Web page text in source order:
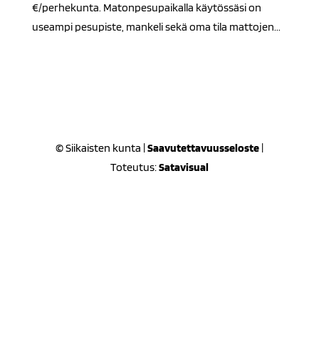
€/perhekunta. Matonpesupaikalla käytössäsi on
useampi pesupiste, mankeli sekä oma tila mattojen...
© Siikaisten kunta |Saavutettavuusseloste|
Toteutus:Satavisual